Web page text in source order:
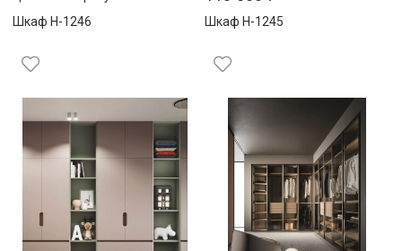
Шкаф Н-1246
Шкаф Н-1245